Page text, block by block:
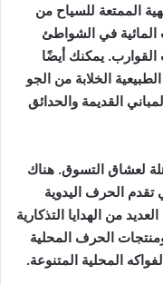
الممتعة للسياح من
المائية في الشواطئ
القوارب. يمكنك أيضًا
الخلابة من الجو
القديمة والحدائق
لعشاق التسوق. هناك
تقدم الحرف اليدوية
من الهدايا التذكارية
الحرف المحلية
المحلية المتنوعة.